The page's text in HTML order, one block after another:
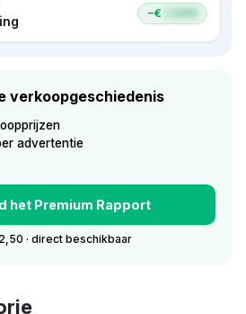
−€
verkoopgeschiedenis
advertentie
het Premium Rapport
· direct beschikbaar